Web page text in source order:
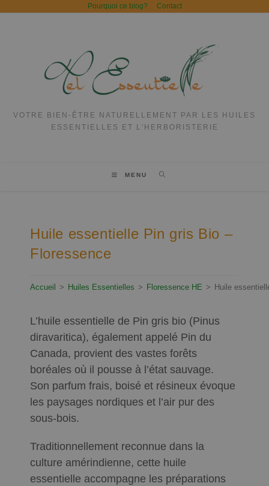
Pourquoi ce blog? Contact
VOTRE BIEN-ÊTRE NATURELLEMENT PAR LES HUILES
ESSENTIELLES ET L'HERBORISTERIE
MENU
Huile essentielle Pin gris Bio –
Floressence
Accueil > Huiles Essentielles > Floressence HE > Huile
L’huile essentielle de Pin gris bio (Pinus
diravaritica), également appelé Pin du
Canada, provient des vastes forêts
boréales où il pousse à l’état sauvage.
Son parfum frais, boisé et résineux évoque
les paysages nordiques et l’air pur des
sous-bois.
Traditionnellement reconnue dans la
culture amérindienne, cette huile
essentielle accompagne les préparations